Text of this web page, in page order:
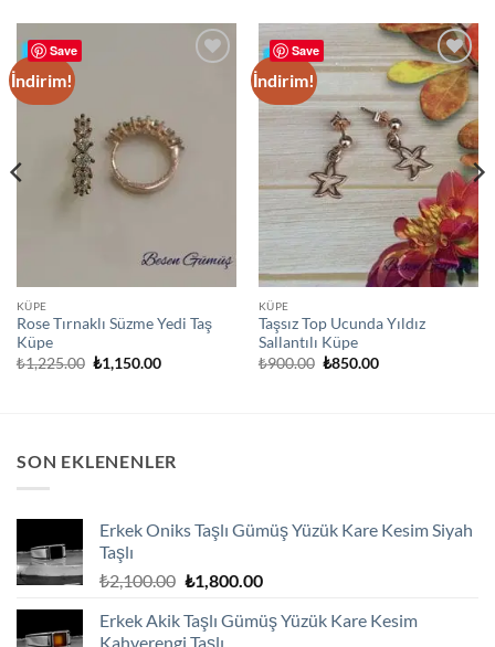
Save
İndirim!
KÜPE
Rose Tırnaklı Süzme Yedi Taş
Küpe
₺1,225.00 Orijinal
fiyat:
₺1,150.00Şu
Save
İndirim!
Add to
wishlist
KÜPE
Taşsız Top Ucunda Yıldız
Sallantılı Küpe
₺900.00 Orijinal
₺850.00Şu
SON EKLENENLER
Erkek Oniks Taşlı Gümüş Yüzük Kare Kesim Siyah
Taşlı
₺2,100.00 Orijinal
₺2,100.00.
₺1,800.00Şu
fiyat:
Erkek Akik Taşlı Gümüş Yüzük Kare Kesim
Kahverengi Taşlı